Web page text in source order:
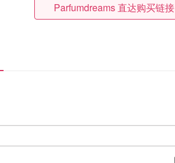
Parfumdreams 直达购买链接